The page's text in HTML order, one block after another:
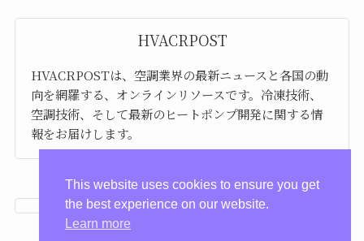
HVACRPOST
HVACRPOSTは、空調業界の最新ニュースと各国の動
向を網羅する、オンラインリソースです。冷凍技術、
空調技術、そして最新のヒートポンプ開発に関する情
報をお届けします。
This website uses cookies to ensure you get
the best experience on our website.
Learn more